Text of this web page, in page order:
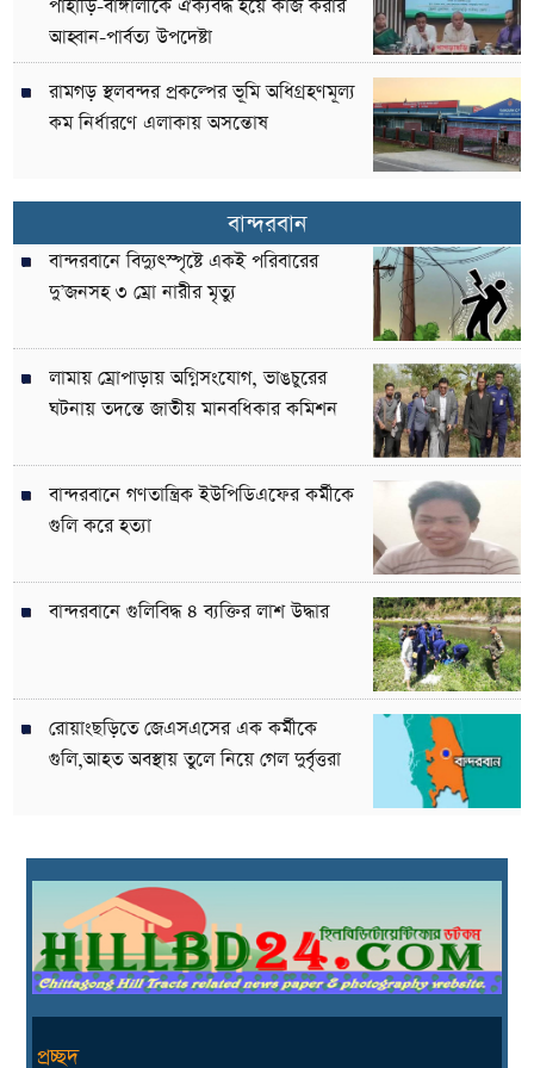
পাহাড়ি-বাঙ্গালীকে ঐক্যবদ্ধ হয়ে কাজ করার
আহ্বান-পার্বত্য উপদেষ্টা
রামগড় স্থলবন্দর প্রকল্পের ভূমি অধিগ্রহণমূল্য
কম নির্ধারণে এলাকায় অসন্তোষ
বান্দরবান
বান্দরবানে বিদ্যুৎস্পৃষ্টে একই পরিবারের
দু’জনসহ ৩ ম্রো নারীর মৃত্যু
লামায় ম্রোপাড়ায় অগ্নিসংযোগ, ভাঙচুরের
ঘটনায় তদন্তে জাতীয় মানবধিকার কমিশন
বান্দরবানে গণতান্ত্রিক ইউপিডিএফের কর্মীকে
গুলি করে হত্যা
বান্দরবানে গুলিবিদ্ধ ৪ ব্যক্তির লাশ উদ্ধার
রোয়াংছড়িতে জেএসএসের এক কর্মীকে
গুলি,আহত অবস্থায় তুলে নিয়ে গেল দুর্বৃত্তরা
প্রচ্ছদ